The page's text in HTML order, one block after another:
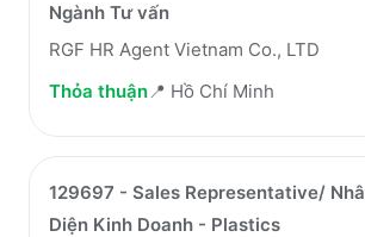
Ngành Tư vấn
RGF HR Agent Vietnam Co., LTD
Thỏa thuận📍 Hồ Chí Minh
129697 - Sales Representative/
Diện Kinh Doanh - Plastics